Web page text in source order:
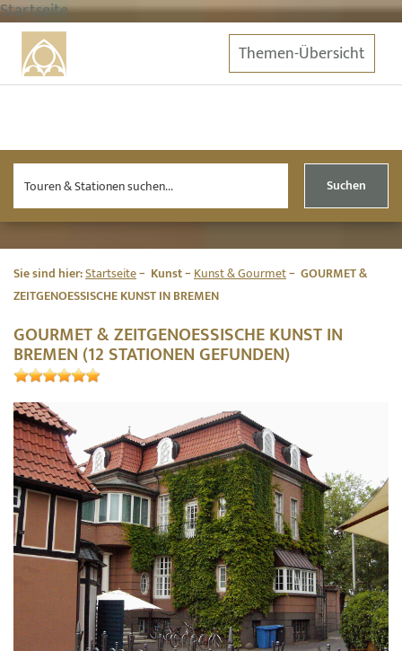
Startseite
Themen-Übersicht
Suchen
Sie sind hier:Startseite Kunst Kunst & Gourmet
GOURMET &
ZEITGENOESSISCHE KUNST IN BREMEN
GOURMET & ZEITGENOESSISCHE KUNST IN
BREMEN (12 STATIONEN GEFUNDEN)